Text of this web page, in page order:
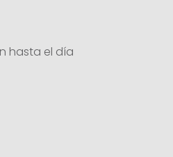
hasta el día